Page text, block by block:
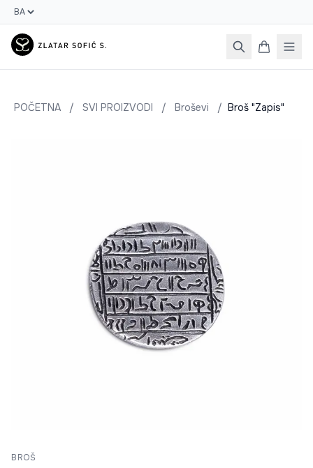
POČETNA / SVI PROIZVODI / Broševi / Broš "Zapis"
BROŠ